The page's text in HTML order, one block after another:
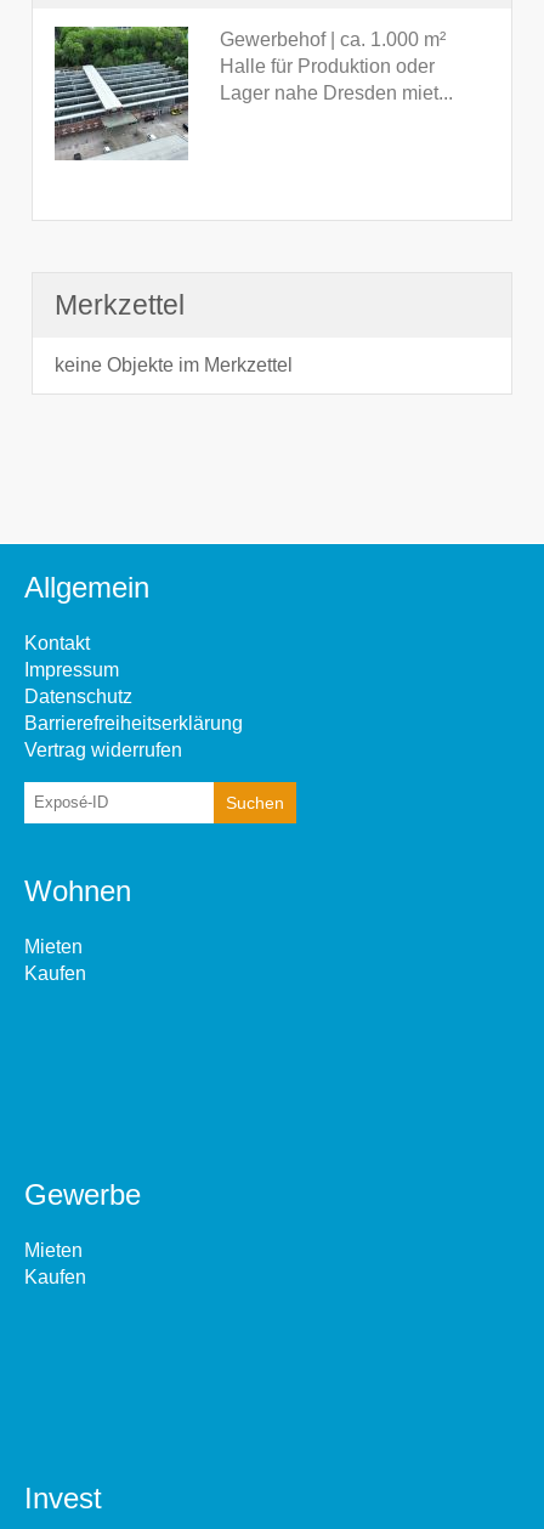
Gewerbehof | ca. 1.000 m²
Halle für Produktion oder
Lager nahe Dresden miet...
Merkzettel
keine Objekte im Merkzettel
Allgemein
Kontakt
Impressum
Datenschutz
Barrierefreiheitserklärung
Vertrag widerrufen
Wohnen
Mieten
Kaufen
Gewerbe
Mieten
Kaufen
Invest